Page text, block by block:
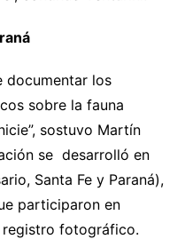
documentar los
sobre la fauna
sostuvo Martín
se desarrolló en
Santa Fe y Paraná),
participaron en
registro fotográfico.